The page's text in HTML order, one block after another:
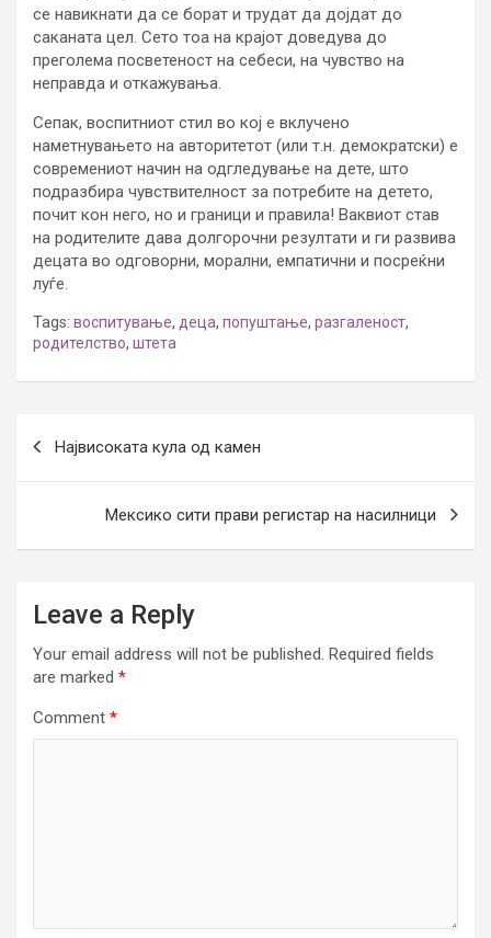
се навикнати да се борат и трудат да дојдат до
саканата цел. Сето тоа на крајот доведува до
преголема посветеност на себеси, на чувство на
неправда и откажувања.
Сепак, воспитниот стил во кој е вклучено
наметнувањето на авторитетот (или т.н. демократски) е
современиот начин на одгледување на дете, што
подразбира чувствителност за потребите на детето,
почит кон него, но и граници и правила! Ваквиот став
на родителите дава долгорочни резултати и ги развива
децата во одговорни, морални, емпатични и посреќни
луѓе.
Tags: воспитување, деца, попуштање, разгаленост,
родителство, штета
navigation
Највисоката кула од камен
Мексико сити прави регистар на насилници
Leave a Reply
Your email address will not be published. Required fields
are marked *
Comment *